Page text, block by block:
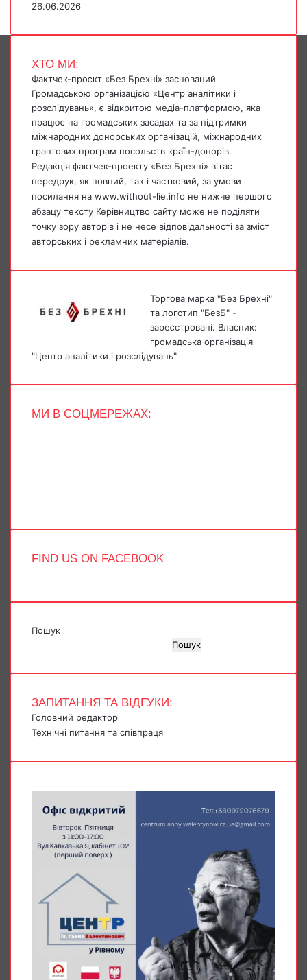
26.06.2026
ХТО МИ:
Фактчек-проєкт «Без Брехні» заснований
Громадською організацією «Центр аналітики і
розслідувань», є відкритою медіа-платформою, яка
працює на громадських засадах та за підтримки
міжнародних донорських організацій, міжнародних
грантових програм посольств країн-донорів.
Редакція фактчек-проекту «Без Брехні» вітає
передрук, як повний, так і частковий, за умови
посилання на www.without-lie.info не нижче першого
абзацу тексту Керівництво сайту може не поділяти
точку зору авторів і не несе відповідальності за зміст
авторських і рекламних матеріалів.
Торгова марка "Без Брехні"
та логотип "БезБ" -
зареєстровані. Власник:
громадська організація
"Центр аналітики і розслідувань"
МИ В СОЦМЕРЕЖАХ:
FIND US ON FACEBOOK
Пошук
Пошук
ЗАПИТАННЯ ТА ВІДГУКИ:
Головний редактор
Технічні питання та співпраця